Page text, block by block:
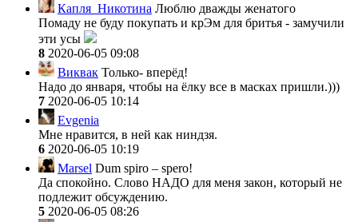
Капля_Никотина Люблю дважды женатого
Помаду не буду покупать и крЭм для бритья - замучили
эти усы
8 2020-06-05 09:08
Виквак Только- вперёд!
Надо до января, чтобы на ёлку все в масках пришли.)))
7 2020-06-05 10:14
Evgenia
Мне нравится, в ней как ниндзя.
6 2020-06-05 10:19
Marsel Dum spiro – spero!
Да спокойно. Слово НАДО для меня закон, который не
подлежит обсуждению.
5 2020-06-05 08:26